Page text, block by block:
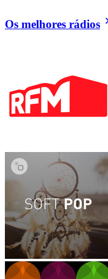
Os melhores rádios